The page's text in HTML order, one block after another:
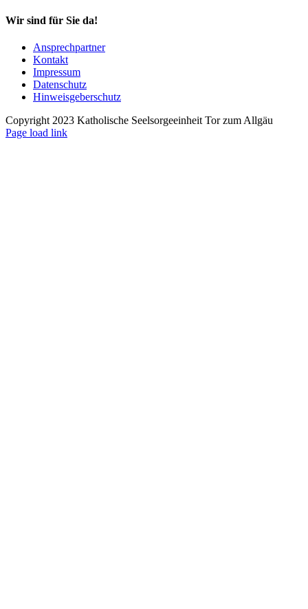
Wir sind für Sie da!
Ansprechpartner
Kontakt
Impressum
Datenschutz
Hinweisgeberschutz
Copyright 2023 Katholische Seelsorgeeinheit Tor zum Allgäu
Page load link